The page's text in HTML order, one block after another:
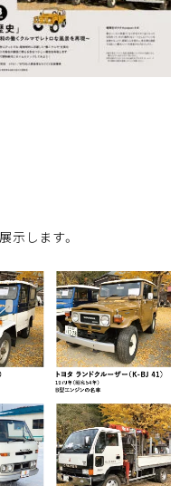
示します。